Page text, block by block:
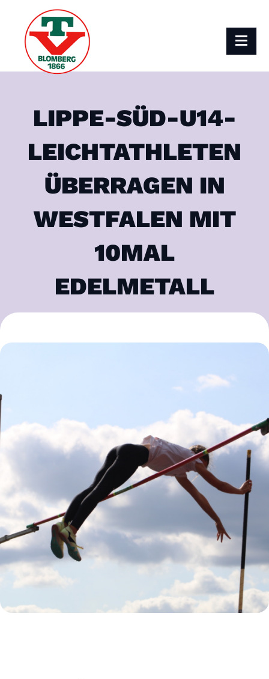
LIPPE-SÜD-U14-
LEICHTATHLETEN
ÜBERRAGEN IN
WESTFALEN MIT
10MAL
EDELMETALL